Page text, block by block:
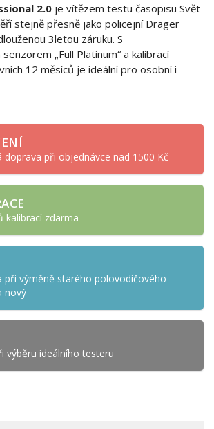
2.0 je vítězem testu časopisu Svět
stejně přesně jako policejní Dräger
3letou záruku. S
„Full Platinum“ a kalibrací
12 měsíců je ideální pro osobní i
doprava při objednávce nad 1500 Kč
kalibrací zdarma
při výměně starého polovodičového
nový
výběru ideálního testeru